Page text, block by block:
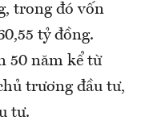
trong đó vốn
tỷ đồng.
50 năm kể từ
trương đầu tư,
tư.